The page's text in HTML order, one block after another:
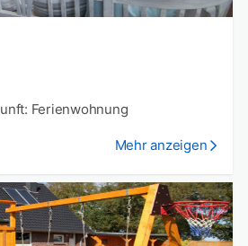
Ferienwohnung
Mehr anzeigen